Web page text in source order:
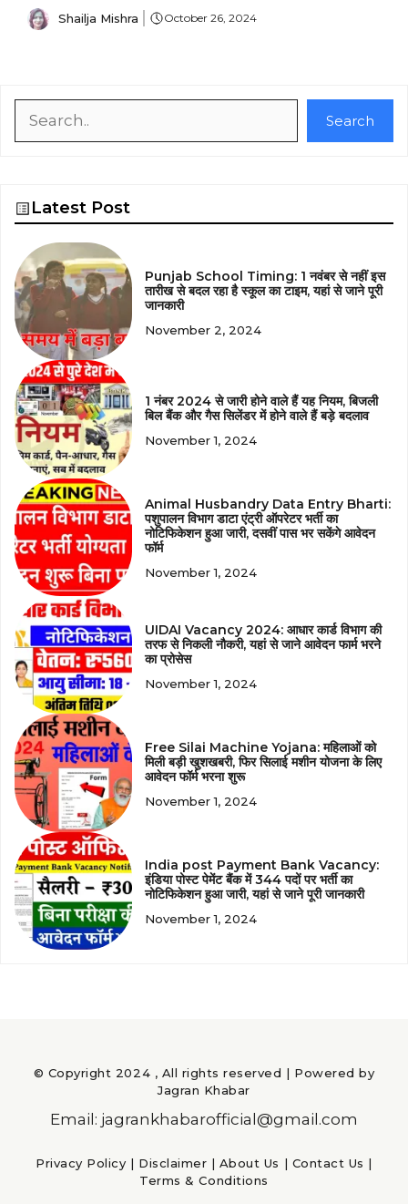
Shailja Mishra October 26, 2024
Search
Latest Post
Punjab School Timing: 1 नवंबर से नहीं इस
तारीख से बदल रहा है स्कूल का टाइम, यहां से जाने पूरी
जानकारी
November 2, 2024
1 नंबर 2024 से जारी होने वाले हैं यह नियम, बिजली
बिल बैंक और गैस सिलेंडर में होने वाले हैं बड़े बदलाव
November 1, 2024
Animal Husbandry Data Entry Bharti:
पशुपालन विभाग डाटा एंट्री ऑपरेटर भर्ती का
नोटिफिकेशन हुआ जारी, दसवीं पास भर सकेंगे आवेदन
फॉर्म
November 1, 2024
UIDAI Vacancy 2024: आधार कार्ड विभाग की
तरफ से निकली नौकरी, यहां से जाने आवेदन फार्म भरने
का प्रोसेस
November 1, 2024
Free Silai Machine Yojana: महिलाओं को
मिली बड़ी खुशखबरी, फिर सिलाई मशीन योजना के लिए
आवेदन फॉर्म भरना शुरू
November 1, 2024
India post Payment Bank Vacancy:
इंडिया पोस्ट पेमेंट बैंक में 344 पदों पर भर्ती का
नोटिफिकेशन हुआ जारी, यहां से जाने पूरी जानकारी
November 1, 2024
© Copyright 2024 , All rights reserved | Powered by
Jagran Khabar
Email: jagrankhabarofficial@gmail.com
Privacy Policy | Disclaimer | About Us | Contact Us |
Terms & Conditions